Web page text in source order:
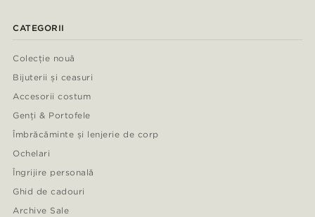
CATEGORII
Colecție nouă
Bijuterii și ceasuri
Accesorii costum
Genți & Portofele
Îmbrăcăminte și lenjerie de corp
Ochelari
Îngrijire personală
Ghid de cadouri
Archive Sale